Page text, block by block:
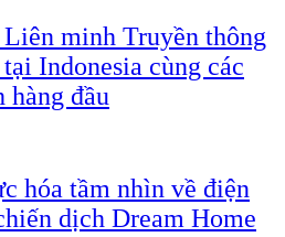
minh Truyền thông
Indonesia cùng các
hàng đầu
hóa tầm nhìn về điện
dịch Dream Home